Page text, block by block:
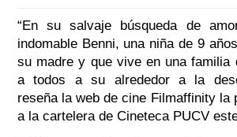
“En su salvaje búsqueda de
indomable Benni, una niña de 9
su madre y que vive en una familia
a todos a su alrededor a la
reseña la web de cine Filmaffinity la
a la cartelera de Cineteca PUCV